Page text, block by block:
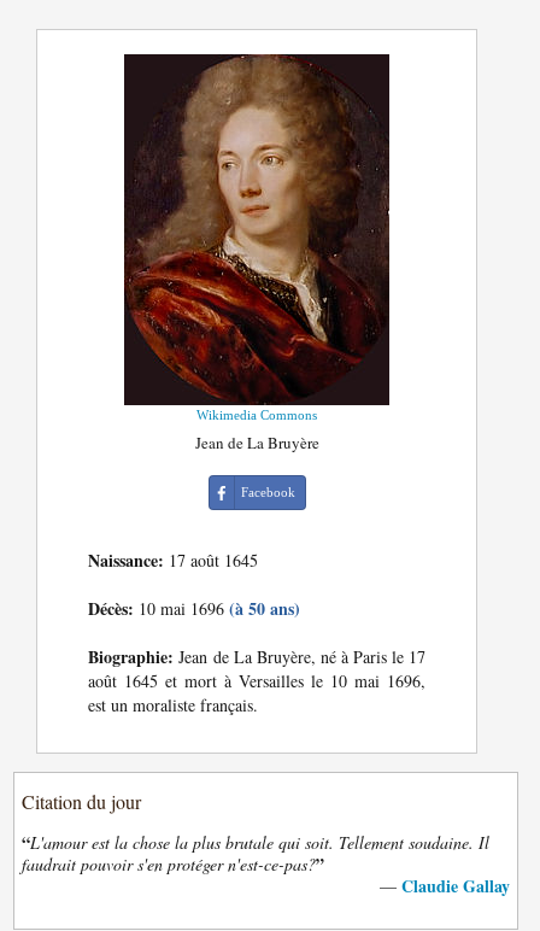
Wikimedia Commons
Jean de La Bruyère
Facebook
Naissance: 17 août 1645
Décès: 10 mai 1696(à 50 ans)
Biographie: Jean de La Bruyère, né à Paris le 17
août 1645 et mort à Versailles le 10 mai 1696,
est un moraliste français.
Citation du jour
“L'amour est la chose la plus brutale qui soit. Tellement soudaine. Il
faudrait pouvoir s'en protéger n'est-ce-pas?”
— Claudie Gallay